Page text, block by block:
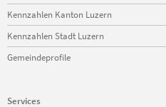
Kennzahlen Kanton Luzern
Kennzahlen Stadt Luzern
Gemeindeprofile
Services